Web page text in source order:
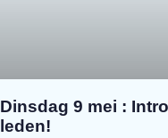
Dinsdag 9 mei :
leden!